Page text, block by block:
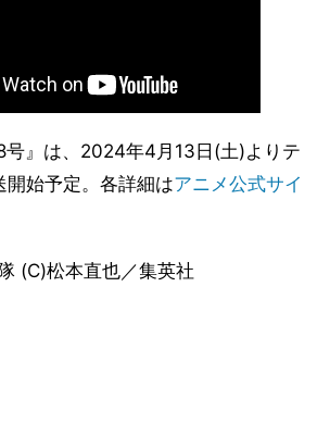
号』は、2024年4月13日(土)よりテ
開始予定。各詳細はアニメ公式サイ
(C)松本直也／集英社